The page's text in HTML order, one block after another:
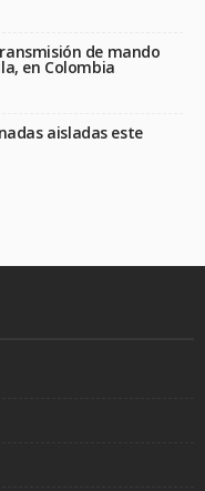
de mando
en Colombia
aisladas este